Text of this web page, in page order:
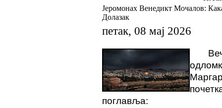
Јеромонах Венедикт Мочалов:
Долазак
петак, 08 мај 2026
поглавља: ​​